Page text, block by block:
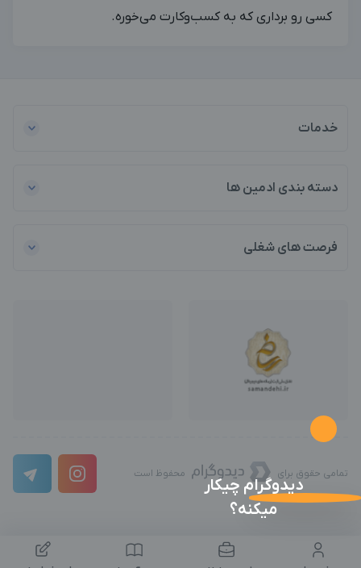
کسی رو برداری که به کسب‌وکارت می‌خوره.
خدمات
دسته بندی ادمین ها
فرصت های شغلی
تمامی حقوق برای محفوظ است
دیدوگرام چیکار
میکنه؟